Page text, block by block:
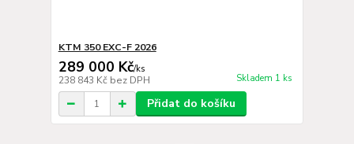
KTM 350 EXC-F 2026
289 000 Kč/ks
238 843 Kč bez DPH Skladem 1 ks
Přidat do košíku